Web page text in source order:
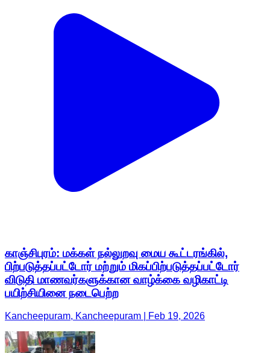
காஞ்சிபுரம்: மக்கள் நல்லுறவு மைய கூட்டரங்கில்,
பிற்படுத்தப்பட்டோர் மற்றும் மிகப்பிற்படுத்தப்பட்டோர்
விடுதி மாணவர்களுக்கான வாழ்க்கை வழிகாட்டி
பயிற்சியினை நடைபெற்ற
Kancheepuram, Kancheepuram | Feb 19, 2026